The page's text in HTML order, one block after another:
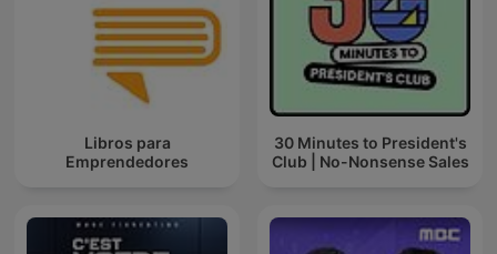
Libros para
Emprendedores
30 Minutes to President's
Club | No-Nonsense Sales